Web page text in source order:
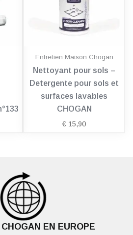
Entretien Maison Chogan
Nettoyant pour sols –
Detergente pour sols et
surfaces lavables
CHOGAN
€ 15,90
EN EUROPE